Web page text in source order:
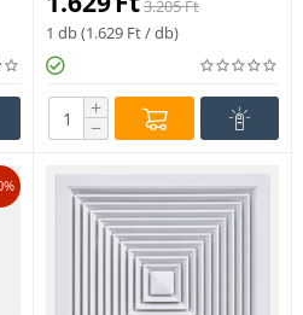
3.205Ft
1 db (1.629 Ft/ db)
+
−